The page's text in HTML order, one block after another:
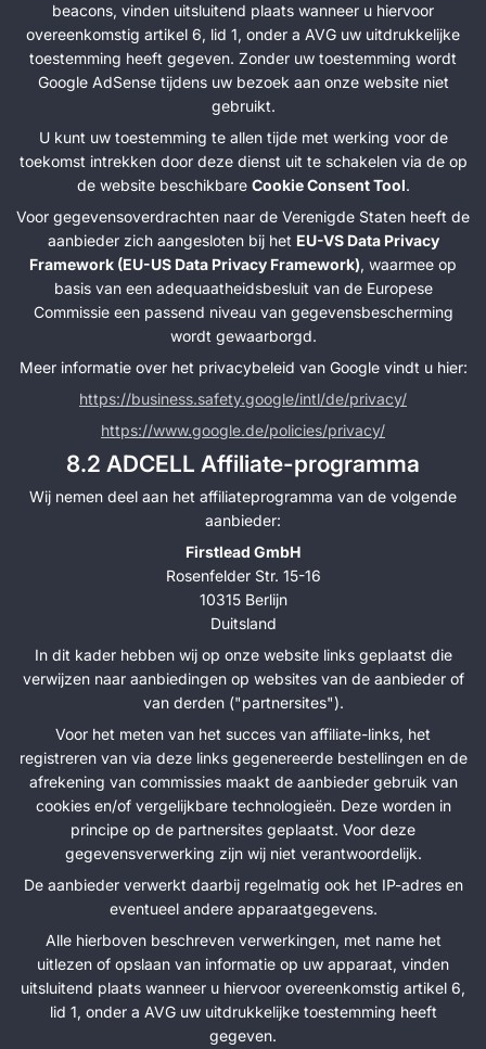
beacons, vinden uitsluitend plaats wanneer u hiervoor
overeenkomstig artikel 6, lid 1, onder a AVG uw uitdrukkelijke
toestemming heeft gegeven. Zonder uw toestemming wordt
Google AdSense tijdens uw bezoek aan onze website niet
gebruikt.
U kunt uw toestemming te allen tijde met werking voor de
toekomst intrekken door deze dienst uit te schakelen via de op
de website beschikbare Cookie Consent Tool.
Voor gegevensoverdrachten naar de Verenigde Staten heeft de
aanbieder zich aangesloten bij het EU-VS Data Privacy
Framework (EU-US Data Privacy Framework), waarmee op
basis van een adequaatheidsbesluit van de Europese
Commissie een passend niveau van gegevensbescherming
wordt gewaarborgd.
Meer informatie over het privacybeleid van Google vindt u hier:
https://business.safety.google/intl/de/privacy/
https://www.google.de/policies/privacy/
8.2 ADCELL Affiliate-programma
Wij nemen deel aan het affiliateprogramma van de volgende
aanbieder:
Firstlead GmbH
Rosenfelder Str. 15-16
10315 Berlijn
Duitsland
In dit kader hebben wij op onze website links geplaatst die
verwijzen naar aanbiedingen op websites van de aanbieder of
van derden ("partnersites").
Voor het meten van het succes van affiliate-links, het
registreren van via deze links gegenereerde bestellingen en de
afrekening van commissies maakt de aanbieder gebruik van
cookies en/of vergelijkbare technologieën. Deze worden in
principe op de partnersites geplaatst. Voor deze
gegevensverwerking zijn wij niet verantwoordelijk.
De aanbieder verwerkt daarbij regelmatig ook het IP-adres en
eventueel andere apparaatgegevens.
Alle hierboven beschreven verwerkingen, met name het
uitlezen of opslaan van informatie op uw apparaat, vinden
uitsluitend plaats wanneer u hiervoor overeenkomstig artikel 6,
lid 1, onder a AVG uw uitdrukkelijke toestemming heeft
gegeven.